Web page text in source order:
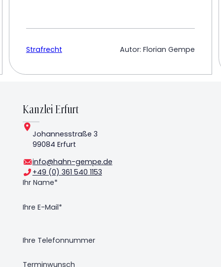
Strafrecht Autor: Florian Gempe
Kanzlei Erfurt
Johannesstraße 3
99084 Erfurt
info@hahn-gempe.de
+49 (0) 361 540 1153